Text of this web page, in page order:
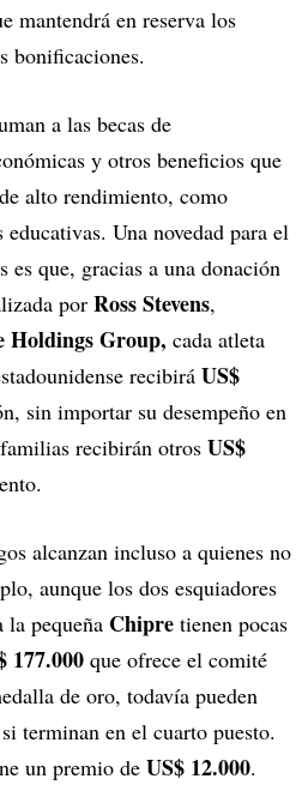
mantendrá en reserva los
bonificaciones.
a las becas de
y otros beneficios que
alto rendimiento, como
Una novedad para el
es que, gracias a una donación
por Ross Stevens,
Holdings Group, cada atleta
recibirá US$
sin importar su desempeño en
recibirán otros US$
alcanzan incluso a quienes no
aunque los dos esquiadores
la pequeña Chipre tienen pocas
177.000 que ofrece el comité
de oro, todavía pueden
si terminan en el cuarto puesto.
un premio de US$ 12.000.